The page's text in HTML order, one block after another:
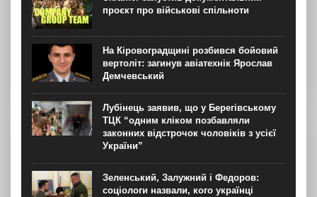
закону про відстрочку мобілізації батьків, що мають
троє...
проєкт про військові спільноти
На Кіровоградщині розбився бойовий
вертоліт: загинув авіатехнік Ярослав
Демчевський
Лубінець заявив, що у Берегівському
ТЦК “одним кліком позбавляли
законних відстрочок чоловіків з усієї
України”
Зеленський, Залужний і Федоров:
соціологи назвали, кого українці